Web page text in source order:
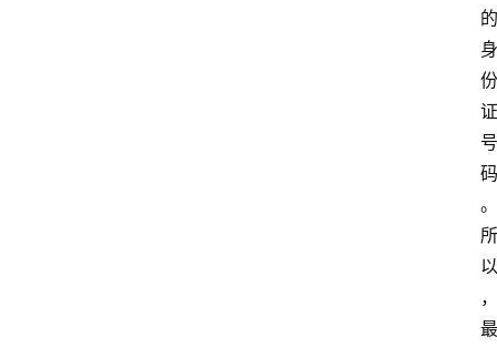
的
身
份
证
号
码
。
所
以
，
最